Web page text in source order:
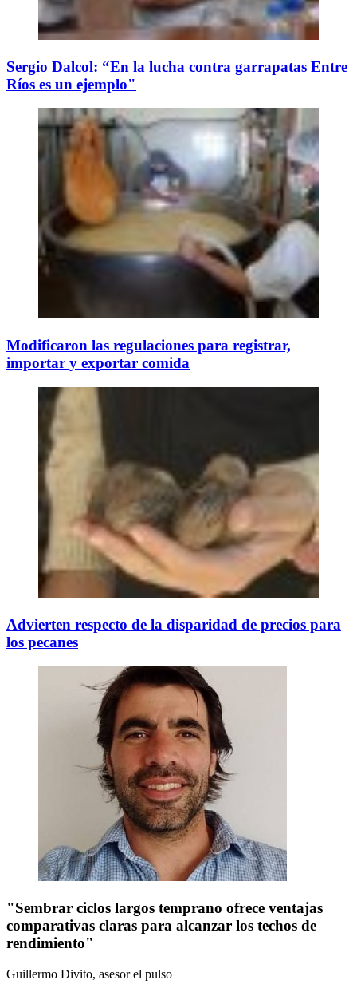
Sergio Dalcol: “En la lucha contra garrapatas Entre
Ríos es un ejemplo"
Modificaron las regulaciones para registrar,
importar y exportar comida
Advierten respecto de la disparidad de precios para
los pecanes
"Sembrar ciclos largos temprano ofrece ventajas
comparativas claras para alcanzar los techos de
rendimiento"
Guillermo Divito, asesor el pulso